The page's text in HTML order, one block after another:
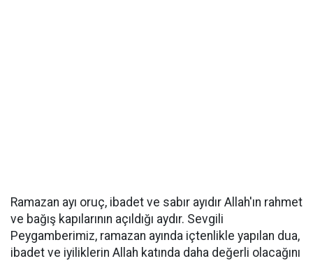
Ramazan ayı oruç, ibadet ve sabır ayıdır Allah'ın rahmet
ve bağış kapılarının açıldığı aydır. Sevgili
Peygamberimiz, ramazan ayında içtenlikle yapılan dua,
ibadet ve iyiliklerin Allah katında daha değerli olacağını